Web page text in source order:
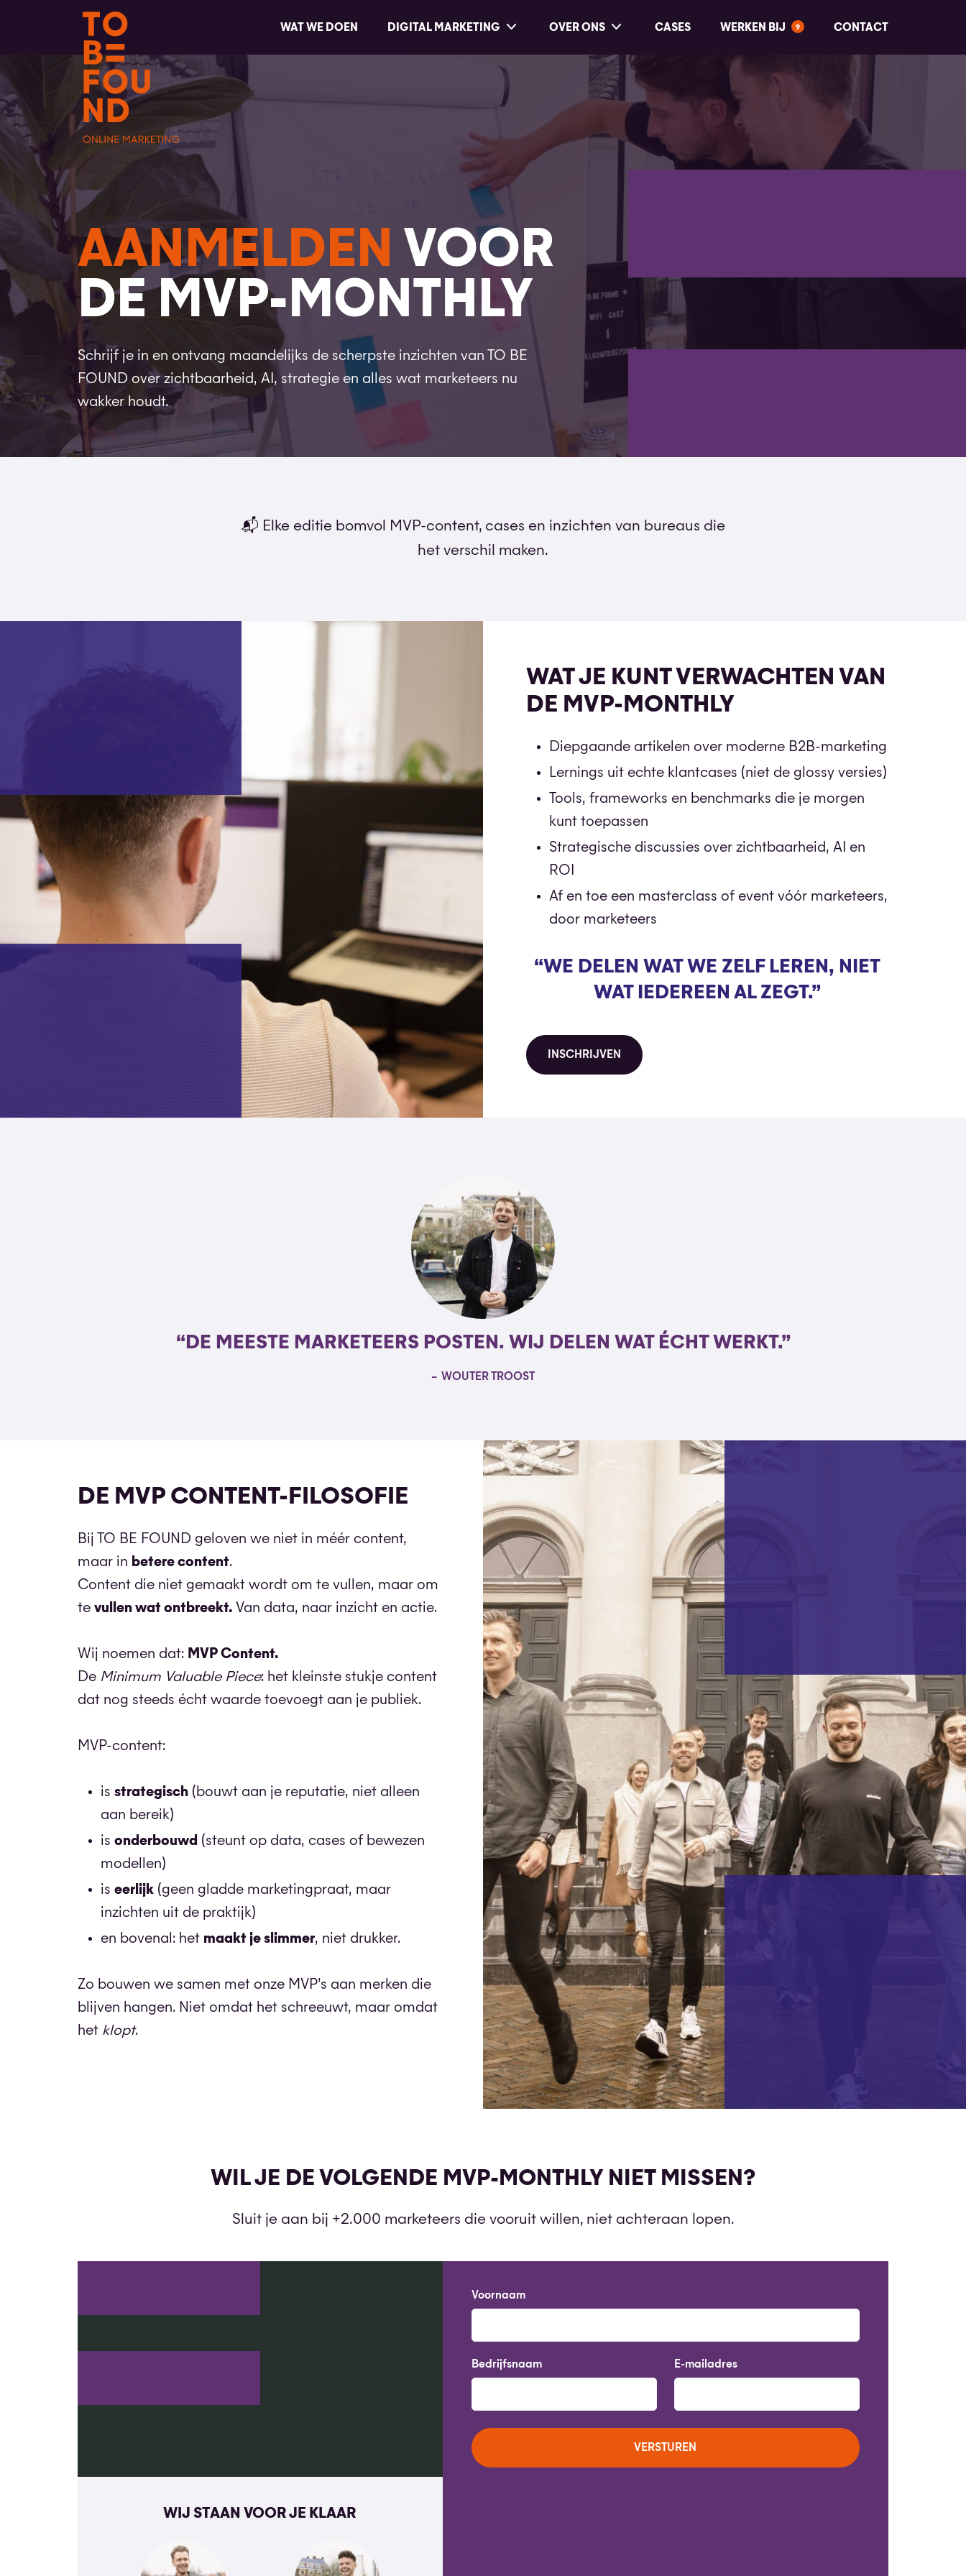
WAT WE DOEN DIGITAL MARKETING OVER ONS CASES WERKEN BIJ CONTACT
AANMELDEN VOOR
DE MVP-MONTHLY
Schrijf je in en ontvang maandelijks de scherpste inzichten van TO BE
FOUND over zichtbaarheid, AI, strategie en alles wat marketeers nu
wakker houdt.
📬 Elke editie bomvol MVP-content, cases en inzichten van bureaus die
het verschil maken.
WAT JE KUNT VERWACHTEN VAN
DE MVP-MONTHLY
Diepgaande artikelen over moderne B2B-marketing
Lernings uit echte klantcases (niet de glossy versies)
Tools, frameworks en benchmarks die je morgen
kunt toepassen
Strategische discussies over zichtbaarheid, AI en
ROI
Af en toe een masterclass of event vóór marketeers,
door marketeers
“WE DELEN WAT WE ZELF LEREN, NIET
WAT IEDEREEN AL ZEGT.”
INSCHRIJVEN
“DE MEESTE MARKETEERS POSTEN. WIJ DELEN WAT ÉCHT WERKT.”
WOUTER TROOST
DE MVP CONTENT-FILOSOFIE
Bij TO BE FOUND geloven we niet in méér content,
maar in betere content.
Content die niet gemaakt wordt om te vullen, maar om
te vullen wat ontbreekt. Van data, naar inzicht en actie.
Wij noemen dat: MVP Content.
De Minimum Valuable Piece: het kleinste stukje content
dat nog steeds écht waarde toevoegt aan je publiek.
MVP-content:
is strategisch (bouwt aan je reputatie, niet alleen
aan bereik)
is onderbouwd (steunt op data, cases of bewezen
modellen)
is eerlijk (geen gladde marketingpraat, maar
inzichten uit de praktijk)
en bovenal: het maakt je slimmer, niet drukker.
Zo bouwen we samen met onze MVP’s aan merken die
blijven hangen. Niet omdat het schreeuwt, maar omdat
het klopt.
WIL JE DE VOLGENDE MVP-MONTHLY NIET MISSEN?
Sluit je aan bij +2.000 marketeers die vooruit willen, niet achteraan lopen.
WIJ STAAN VOOR JE KLAAR
Voornaam
Bedrijfsnaam E-mailadres